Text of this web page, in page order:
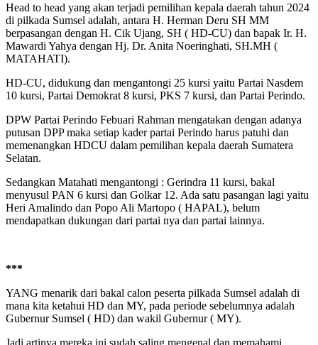
Head to head yang akan terjadi pemilihan kepala daerah tahun 2024
di pilkada Sumsel adalah, antara H. Herman Deru SH MM
berpasangan dengan H. Cik Ujang, SH ( HD-CU) dan bapak Ir. H.
Mawardi Yahya dengan Hj. Dr. Anita Noeringhati, SH.MH (
MATAHATI).
HD-CU, didukung dan mengantongi 25 kursi yaitu Partai Nasdem
10 kursi, Partai Demokrat 8 kursi, PKS 7 kursi, dan Partai Perindo.
DPW Partai Perindo Febuari Rahman mengatakan dengan adanya
putusan DPP maka setiap kader partai Perindo harus patuhi dan
memenangkan HDCU dalam pemilihan kepala daerah Sumatera
Selatan.
Sedangkan Matahati mengantongi : Gerindra 11 kursi, bakal
menyusul PAN 6 kursi dan Golkar 12. Ada satu pasangan lagi yaitu
Heri Amalindo dan Popo Ali Martopo ( HAPAL), belum
mendapatkan dukungan dari partai nya dan partai lainnya.
***
YANG menarik dari bakal calon peserta pilkada Sumsel adalah di
mana kita ketahui HD dan MY, pada periode sebelumnya adalah
Gubernur Sumsel ( HD) dan wakil Gubernur ( MY).
Jadi artinya mereka ini sudah saling mengenal dan memahami